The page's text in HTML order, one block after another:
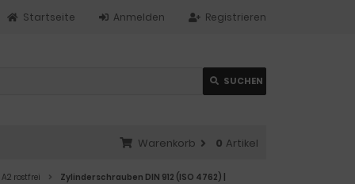
Registrieren
Anmelden
Startseite
SUCHEN
Warenkorb 0 Artikel
A2 rostfrei
Zylinderschrauben DIN 912 (ISO 4762) |